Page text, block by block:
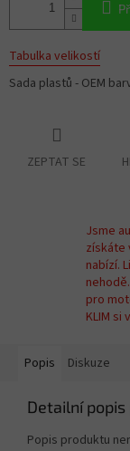
Tabulka velikostí
Sada plastů - OEM
ZEPTAT SE
Jsme
získáte
nabízí.
pro
KLIM si
Popis Diskuze
Detailní
Popis produktu